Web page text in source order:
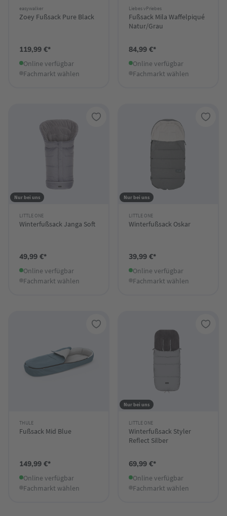
easywalker
Zoey Fußsack Pure Black
119,99 €*
Online verfügbar
Fachmarkt wählen
Liebes vPriebes
Fußsack Mila Waffelpiqué
Natur/Grau
84,99 €*
Online verfügbar
Fachmarkt wählen
Nur bei uns
LITTLE ONE
Winterfußsack Janga Soft
49,99 €*
Online verfügbar
Fachmarkt wählen
Nur bei uns
LITTLE ONE
Winterfußsack Oskar
39,99 €*
Online verfügbar
Fachmarkt wählen
THULE
Fußsack Mid Blue
149,99 €*
Online verfügbar
Fachmarkt wählen
Nur bei uns
LITTLE ONE
Winterfußsack Styler
Reflect Silber
69,99 €*
Online verfügbar
Fachmarkt wählen